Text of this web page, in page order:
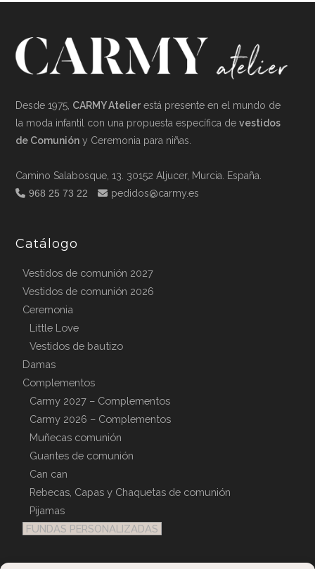
Desde 1975, CARMY Atelier está presente en el mundo de
la moda infantil con una propuesta específica devestidos
de Comunión y Ceremonia para niñas.
Camino Salabosque, 13. 30152 Aljucer, Murcia. España.
968 25 73 22
pedidos@carmy.es
Catálogo
Vestidos de comunión 2027
Vestidos de comunión 2026
Ceremonia
Little Love
Vestidos de bautizo
Damas
Complementos
Carmy 2027 – Complementos
Carmy 2026 – Complementos
Muñecas comunión
Guantes de comunión
Can can
Rebecas, Capas y Chaquetas de comunión
Pijamas
FUNDAS PERSONALIZADAS